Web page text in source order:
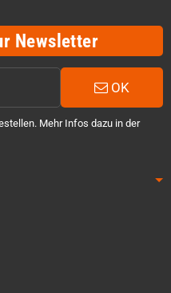
Newsletter
OK
Mehr Infos dazu in der